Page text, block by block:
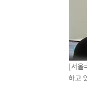
[서울
하고